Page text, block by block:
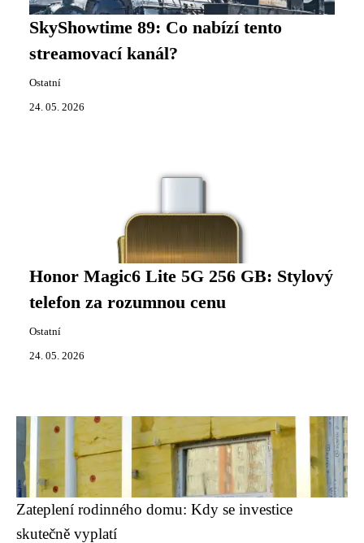
SkyShowtime 89: Co nabízí tento
streamovací kanál?
Ostatní
24. 05. 2026
Honor Magic6 Lite 5G 256 GB: Stylový
telefon za rozumnou cenu
Ostatní
24. 05. 2026
Zateplení rodinného domu: Kdy se investice
skutečně vyplatí